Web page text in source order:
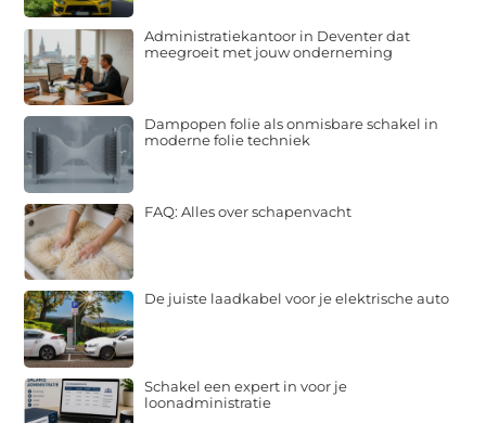
Administratiekantoor in Deventer dat
meegroeit met jouw onderneming
Dampopen folie als onmisbare schakel in
moderne folie techniek
FAQ: Alles over schapenvacht
De juiste laadkabel voor je elektrische auto
Schakel een expert in voor je
loonadministratie